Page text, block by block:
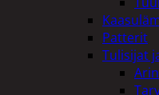
Patterit
Tulisijat